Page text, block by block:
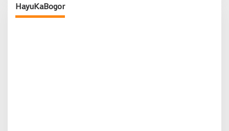
HayuKaBogor